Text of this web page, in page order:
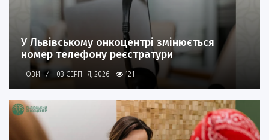
У Львівському онкоцентрі змінюється
номер телефону реєстратури
НОВИНИ 03 СЕРПНЯ, 2026 121